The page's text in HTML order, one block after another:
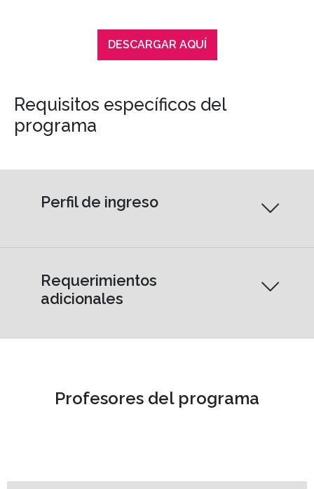
DESCARGAR AQUÍ
Requisitos específicos del
programa
Perfil de ingreso
Requerimientos
adicionales
Profesores del programa